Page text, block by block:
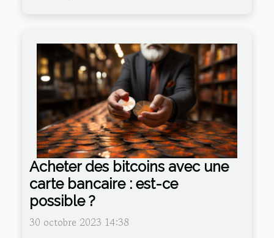
Acheter des bitcoins avec une
carte bancaire : est-ce
possible ?
30 octobre 2023 14:38